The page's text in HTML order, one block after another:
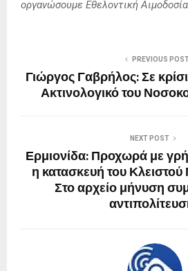
οργανώσουμε Εθελοντική
PREVIOUS
Γιώργος Γαβρήλος: Σε
Ακτινολογικό του
NEXT POST
Ερμιονίδα: Προχωρά με
η κατασκευή του
Στο αρχείο μήνυση